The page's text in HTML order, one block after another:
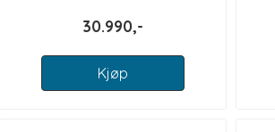
30.990,-
Kjøp